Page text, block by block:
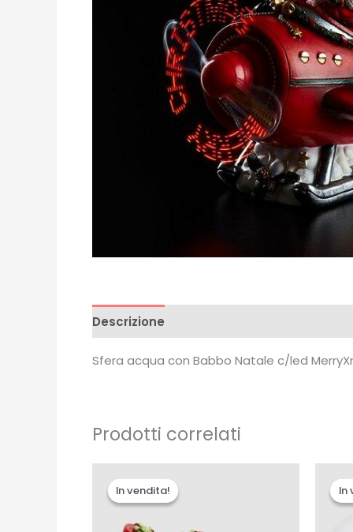
Descrizione
Sfera acqua con Babbo Natale c/led
Prodotti correlati
In vendita!
In vendita!
prezzo
originale
era:
€32.00.
prezzo
attuale
è:
In
In